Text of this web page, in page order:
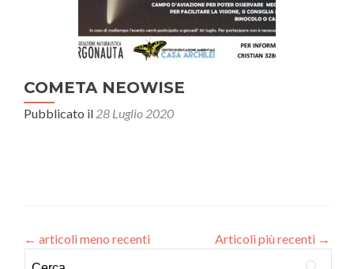
COMETA NEOWISE
Pubblicato il 28 Luglio 2020
← articoli meno recenti Articoli più recenti →